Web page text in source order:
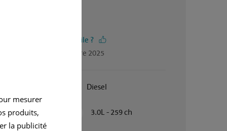
vous trouvé cet avis utile ?
par Jean, en décembre 2025
Diesel
Automatique 3.0L - 259 ch
mesurer
produits,
la publicité